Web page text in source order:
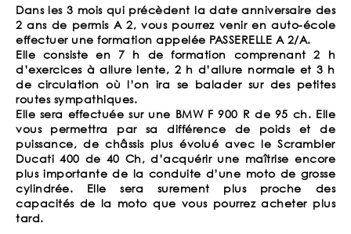
Dans les 3 mois qui précèdent la date anniversaire des
2 ans de permis A 2, vous pourrez venir en auto-école
effectuer une formation appelée PASSERELLE A 2/A.
Elle consiste en 7 h de formation comprenant 2 h
d’exercices à allure lente, 2 h d’allure normale et 3 h
de circulation où l’on ira se balader sur des petites
routes sympathiques.
Elle sera effectuée sur une BMW F 900 R de 95 ch. Elle
vous permettra par sa différence de poids et de
puissance, de châssis plus évolué avec le Scrambler
Ducati 400 de 40 Ch, d’acquérir une maîtrise encore
plus importante de la conduite d’une moto de grosse
cylindrée. Elle sera surement plus proche des
capacités de la moto que vous pourrez acheter plus
tard.